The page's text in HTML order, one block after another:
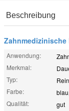
Beschreibung
Zahnmedizinische
Anwendung:
Merkmal:
Typ:
Farbe:
Qualität:
gut